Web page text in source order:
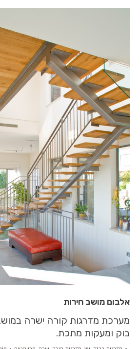
אלבום מושב חירות
מערכת מדרגות קורה ישרה
בוק ומעקות מתכת.